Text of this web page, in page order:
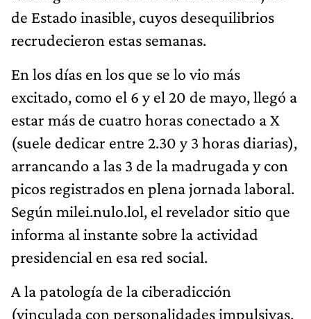
de Estado inasible, cuyos desequilibrios
recrudecieron estas semanas.
En los días en los que se lo vio más
excitado, como el 6 y el 20 de mayo, llegó a
estar más de cuatro horas conectado a X
(suele dedicar entre 2.30 y 3 horas diarias),
arrancando a las 3 de la madrugada y con
picos registrados en plena jornada laboral.
Según milei.nulo.lol, el revelador sitio que
informa al instante sobre la actividad
presidencial en esa red social.
A la patología de la ciberadicción
(vinculada con personalidades impulsivas,